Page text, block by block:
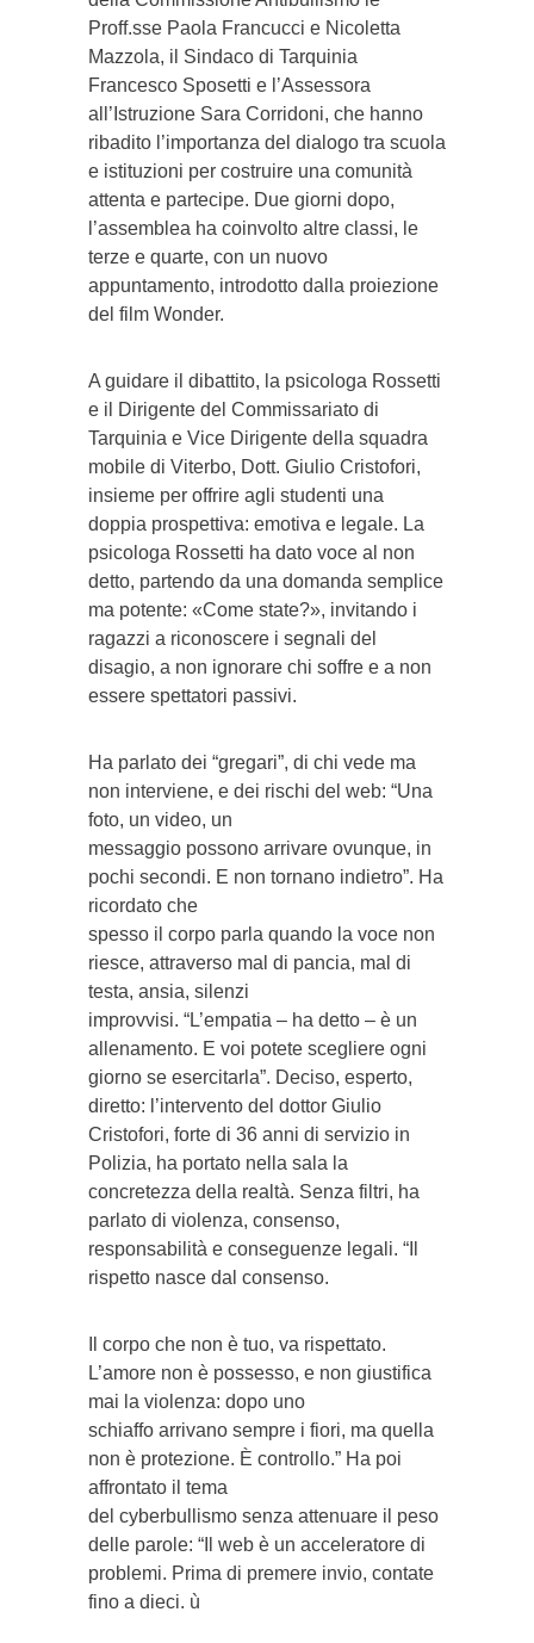
Proff.sse Paola Francucci e Nicoletta
Mazzola, il Sindaco di Tarquinia
Francesco Sposetti e l’Assessora
all’Istruzione Sara Corridoni, che hanno
ribadito l’importanza del dialogo tra scuola
e istituzioni per costruire una comunità
attenta e partecipe. Due giorni dopo,
l’assemblea ha coinvolto altre classi, le
terze e quarte, con un nuovo
appuntamento, introdotto dalla proiezione
del film Wonder.
A guidare il dibattito, la psicologa Rossetti
e il Dirigente del Commissariato di
Tarquinia e Vice Dirigente della squadra
mobile di Viterbo, Dott. Giulio Cristofori,
insieme per offrire agli studenti una
doppia prospettiva: emotiva e legale. La
psicologa Rossetti ha dato voce al non
detto, partendo da una domanda semplice
ma potente: «Come state?», invitando i
ragazzi a riconoscere i segnali del
disagio, a non ignorare chi soffre e a non
essere spettatori passivi.
Ha parlato dei “gregari”, di chi vede ma
non interviene, e dei rischi del web: “Una
foto, un video, un
messaggio possono arrivare ovunque, in
pochi secondi. E non tornano indietro”. Ha
ricordato che
spesso il corpo parla quando la voce non
riesce, attraverso mal di pancia, mal di
testa, ansia, silenzi
improvvisi. “L’empatia – ha detto – è un
allenamento. E voi potete scegliere ogni
giorno se esercitarla”. Deciso, esperto,
diretto: l’intervento del dottor Giulio
Cristofori, forte di 36 anni di servizio in
Polizia, ha portato nella sala la
concretezza della realtà. Senza filtri, ha
parlato di violenza, consenso,
responsabilità e conseguenze legali. “Il
rispetto nasce dal consenso.
Il corpo che non è tuo, va rispettato.
L’amore non è possesso, e non giustifica
mai la violenza: dopo uno
schiaffo arrivano sempre i fiori, ma quella
non è protezione. È controllo.” Ha poi
affrontato il tema
del cyberbullismo senza attenuare il peso
delle parole: “Il web è un acceleratore di
problemi. Prima di premere invio, contate
fino a dieci. ù